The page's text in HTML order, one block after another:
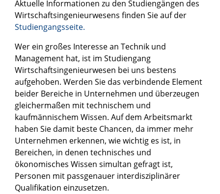
Aktuelle Informationen zu den Studiengängen des
Wirtschaftsingenieurwesens finden Sie auf der
Studiengangsseite.
Wer ein großes Interesse an Technik und
Management hat, ist im Studiengang
Wirtschaftsingenieurwesen bei uns bestens
aufgehoben. Werden Sie das verbindende Element
beider Bereiche in Unternehmen und überzeugen
gleichermaßen mit technischem und
kaufmännischem Wissen. Auf dem Arbeitsmarkt
haben Sie damit beste Chancen, da immer mehr
Unternehmen erkennen, wie wichtig es ist, in
Bereichen, in denen technisches und
ökonomisches Wissen simultan gefragt ist,
Personen mit passgenauer interdisziplinärer
Qualifikation einzusetzen.